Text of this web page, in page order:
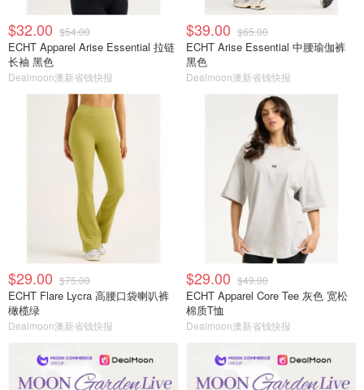
$32.00 $54.00
ECHT Apparel Arise Essential 拉链
长袖 黑色
Dealmoon澳新省钱快报
$39.00 $65.00
ECHT Arise Essential 中腰瑜伽裤
黑色
Dealmoon澳新省钱快报
$29.00 $75.00
ECHT Flare Lycra 高腰口袋喇叭裤
橄榄绿
Dealmoon澳新省钱快报
$29.00 $49.00
ECHT Apparel Core Tee 灰色 宽松
棉质T恤
Dealmoon澳新省钱快报